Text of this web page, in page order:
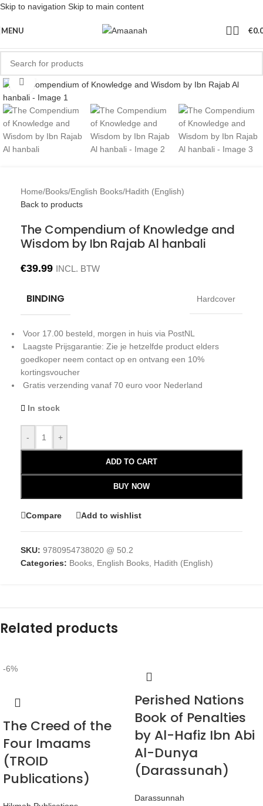
Skip to navigation Skip to main content
MENU €
Click to enlarge
Home/Books/English Books/Hadith (English)
Back to products
The Compendium of Knowledge and
Wisdom by Ibn Rajab Al hanbali
€39.99 INCL. BTW
BINDING Hardcover
Voor 17.00 besteld, morgen in huis via PostNL
Laagste Prijsgarantie: Zie je hetzelfde product elders
goedkoper neem contact op en ontvang een 10%
kortingsvoucher
Gratis verzending vanaf 70 euro voor Nederland
In stock
- +
ADD TO CART
BUY NOW
Compare Add to wishlist
SKU: 9780954738020 @ 50.2
Categories: Books English Books Hadith (English)
Related products
-6%
The Creed of the
Four Imaams
(TROID
Publications)
Perished Nations
Book of Penalties
by Al-Hafiz Ibn Abi
Al-Dunya
(Darassunah)
Darassunnah